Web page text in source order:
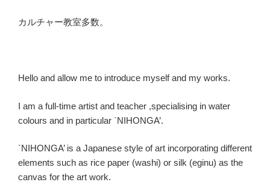
カルチャー教室多数。
Hello and allow me to introduce myself and my works.
I am a full-time artist and teacher ,specialising in water
colours and in particular `NIHONGA’.
`NIHONGA’ is a Japanese style of art incorporating different
elements such as rice paper (washi) or silk (eginu) as the
canvas for the art work.